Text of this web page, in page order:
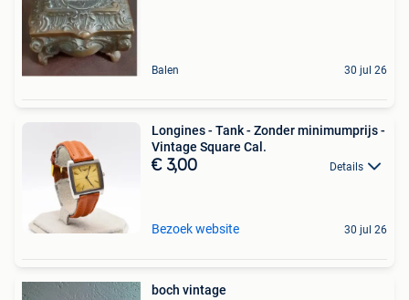
Balen 30 jul 26
Longines - Tank - Zonder minimumprijs -
Vintage Square Cal.
€ 3,00 Details
Bezoek website 30 jul 26
boch vintage